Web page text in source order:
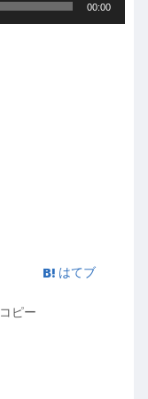
00:00
はてブ
コピー